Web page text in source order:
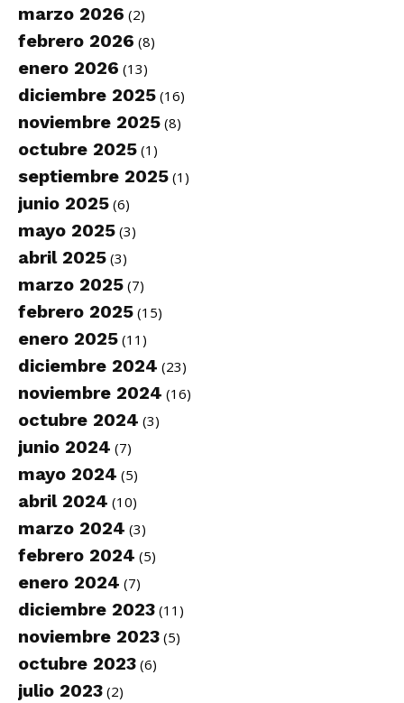
marzo 2026 (2)
febrero 2026 (8)
enero 2026 (13)
diciembre 2025 (16)
noviembre 2025 (8)
octubre 2025 (1)
septiembre 2025 (1)
junio 2025 (6)
mayo 2025 (3)
abril 2025 (3)
marzo 2025 (7)
febrero 2025 (15)
enero 2025 (11)
diciembre 2024 (23)
noviembre 2024 (16)
octubre 2024 (3)
junio 2024 (7)
mayo 2024 (5)
abril 2024 (10)
marzo 2024 (3)
febrero 2024 (5)
enero 2024 (7)
diciembre 2023 (11)
noviembre 2023 (5)
octubre 2023 (6)
julio 2023 (2)